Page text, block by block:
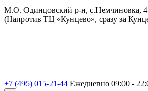
М.О. Одинцовский р-н, с.Немчиновка, 4-
(Напротив ТЦ «Кунцево», сразу за
+7 (495) 015-21-44 Ежедневно 09:00 -